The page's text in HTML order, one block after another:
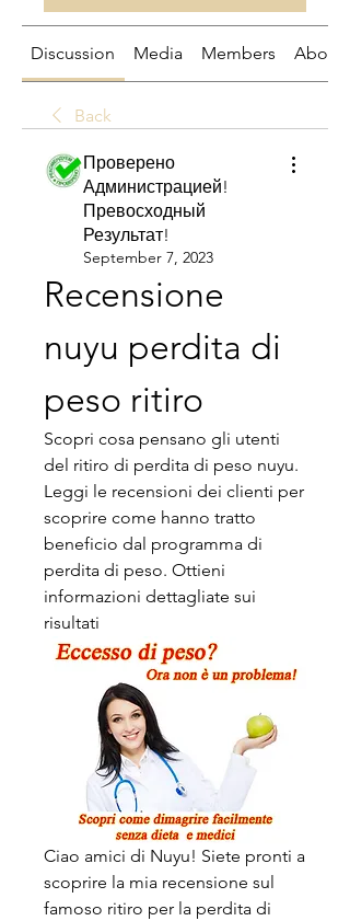
Discussion Media Members About
Back
Проверено
Администрацией!
Превосходный
Результат!
September 7, 2023
Recensione
nuyu perdita di
peso ritiro
Scopri cosa pensano gli utenti
del ritiro di perdita di peso nuyu.
Leggi le recensioni dei clienti per
scoprire come hanno tratto
beneficio dal programma di
perdita di peso. Ottieni
informazioni dettagliate sui
risultati
Ciao amici di Nuyu! Siete pronti a
scoprire la mia recensione sul
famoso ritiro per la perdita di